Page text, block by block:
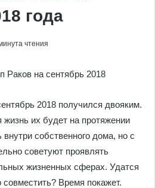
года
чтения
2018 получился двояким.
их будет на протяжении
внутри собственного дома, но с
советуют проявлять
жизненных сферах. Удатся
Время покажет.